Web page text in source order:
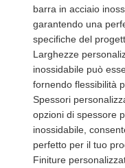
barra in acciaio
garantendo una
specifiche del
Larghezze
inossidabile può
fornendo flessibilità
Spessori
opzioni di spessore
inossidabile,
perfetto per il tuo
Finiture